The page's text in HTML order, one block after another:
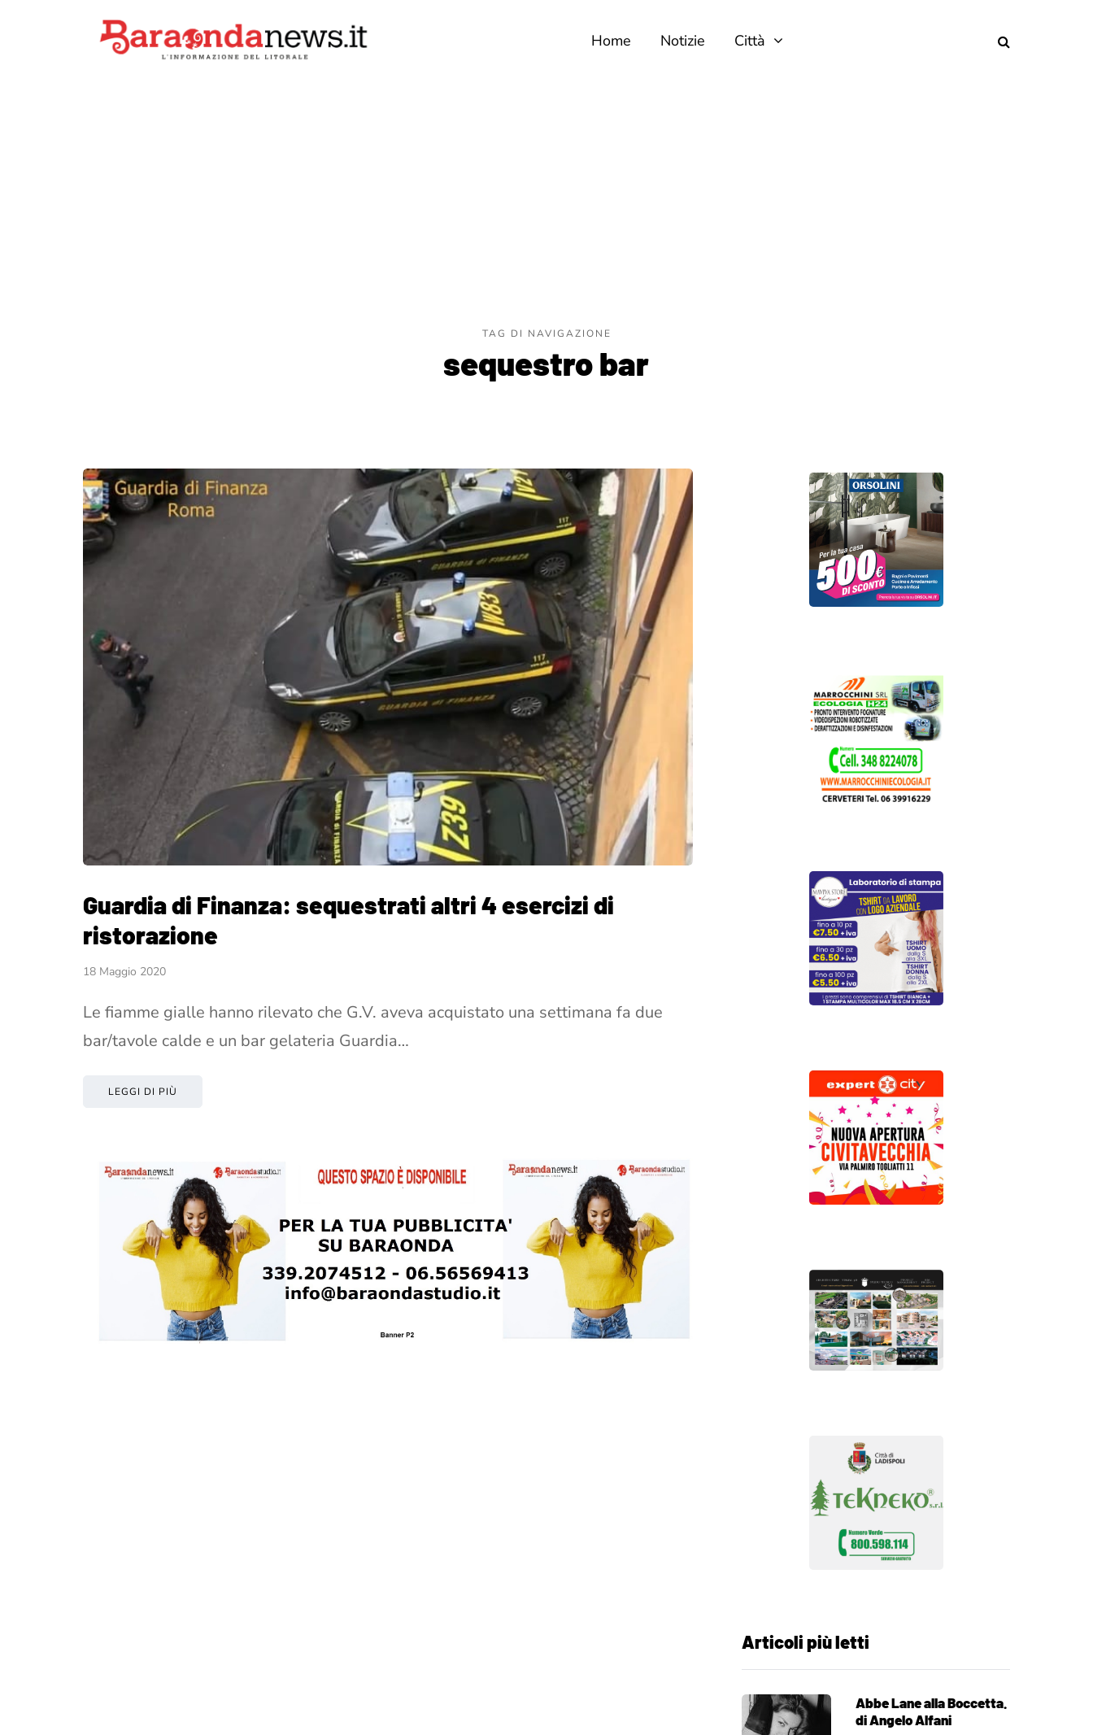
Home Notizie Città
TAG DI NAVIGAZIONE
sequestro bar
Guardia di Finanza: sequestrati altri 4 esercizi di
ristorazione
18 Maggio 2020
Le fiamme gialle hanno rilevato che G.V. aveva acquistato una settimana fa due
bar/tavole calde e un bar gelateria Guardia…
LEGGI DI PIÙ
Articoli più letti
Abbe Lane alla Boccetta.
di Angelo Alfani